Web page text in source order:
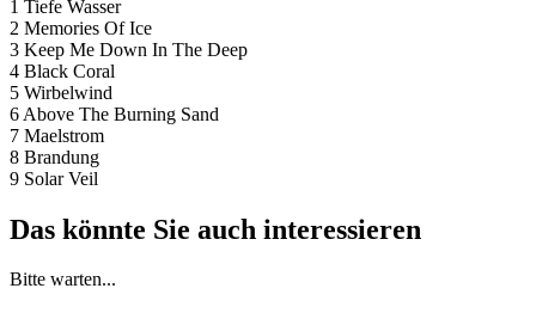
1 Tiefe Wasser
2 Memories Of Ice
3 Keep Me Down In The Deep
4 Black Coral
5 Wirbelwind
6 Above The Burning Sand
7 Maelstrom
8 Brandung
9 Solar Veil
Das könnte Sie auch interessieren
Bitte warten...